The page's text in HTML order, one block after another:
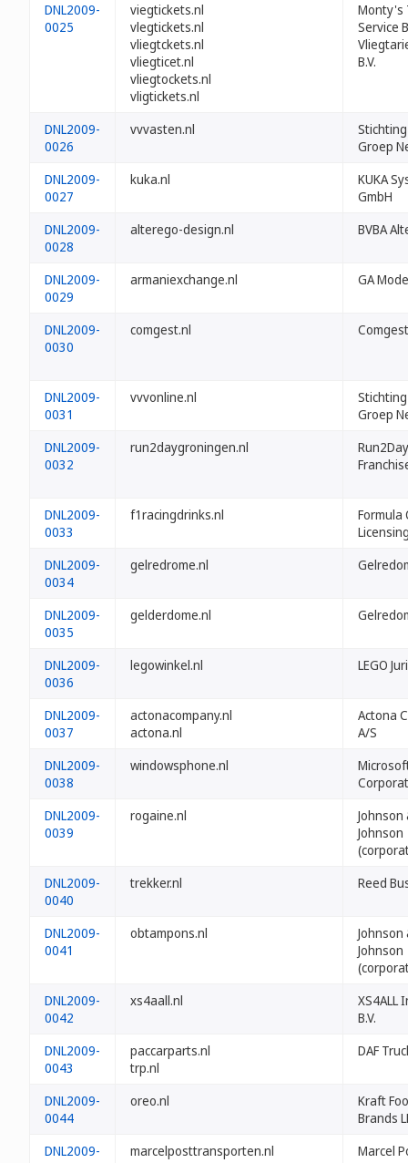
DNL2009-
0025
viegtickets.nl
vlegtickets.nl
vliegtckets.nl
vliegticet.nl
vliegtockets.nl
vligtickets.nl
Monty's
Service
B.V.
DNL2009-
0026
vvvasten.nl
Stichting
Groep
DNL2009-
0027
kuka.nl
KUKA
GmbH
DNL2009-
0028
alterego-design.nl BVBA
DNL2009-
0029
armaniexchange.nl GA
DNL2009-
0030
comgest.nl
DNL2009-
0031
vvvonline.nl
Stichting
Groep
DNL2009-
0032
run2daygroningen.nl
Run2Day
DNL2009-
0033
f1racingdrinks.nl
Formula
DNL2009-
0034
gelredrome.nl
DNL2009-
0035
gelderdome.nl
DNL2009-
0036
legowinkel.nl LEGO
DNL2009-
0037
actonacompany.nl
actona.nl
Actona
A/S
DNL2009-
0038
windowsphone.nl
DNL2009-
0039
rogaine.nl
Johnson
Johnson
DNL2009-
0040
trekker.nl Reed
DNL2009-
0041
obtampons.nl
Johnson
Johnson
DNL2009-
0042
xs4aall.nl
XS4ALL
B.V.
DNL2009-
0043
paccarparts.nl
trp.nl
DAF
DNL2009-
0044
oreo.nl
Kraft
Brands
DNL2009-
marcelposttransporten.nl
Marcel